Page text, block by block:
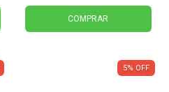
COMPRAR
5% OFF